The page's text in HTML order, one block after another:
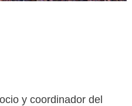
y coordinador del